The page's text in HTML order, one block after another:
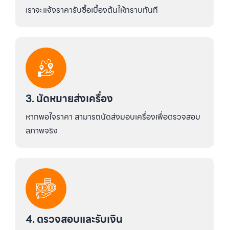
เราจะแจ้งราคารับซื้อเบื้องต้นให้ทราบทันที
3. นัดหมายส่งเครื่อง
หากพอใจราคา สามารถนัดส่งมอบเครื่องเพื่อตรวจสอบ
สภาพจริง
4. ตรวจสอบและรับเงิน